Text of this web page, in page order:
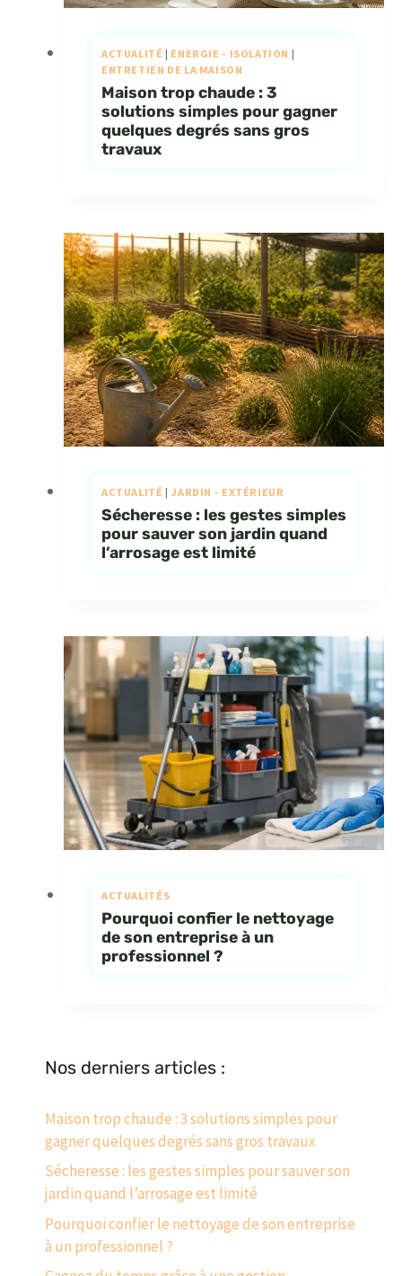
ACTUALITÉ | ENERGIE - ISOLATION |
ENTRETIEN DE LA MAISON
Maison trop chaude : 3
solutions simples pour gagner
quelques degrés sans gros
travaux
ACTUALITÉ | JARDIN - EXTÉRIEUR
Sécheresse : les gestes simples
pour sauver son jardin quand
l’arrosage est limité
ACTUALITÉS
Pourquoi confier le nettoyage
de son entreprise à un
professionnel ?
Nos derniers articles :
Maison trop chaude : 3 solutions simples pour
gagner quelques degrés sans gros travaux
Sécheresse : les gestes simples pour sauver son
jardin quand l’arrosage est limité
Pourquoi confier le nettoyage de son entreprise
à un professionnel ?